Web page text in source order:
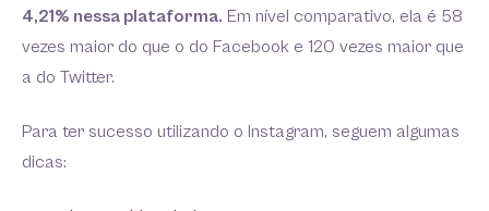
4,21% nessa plataforma. Em nível comparativo, ela é 58
vezes maior do que o do Facebook e 120 vezes maior que
a do Twitter.
Para ter sucesso utilizando o Instagram, seguem algumas
dicas: